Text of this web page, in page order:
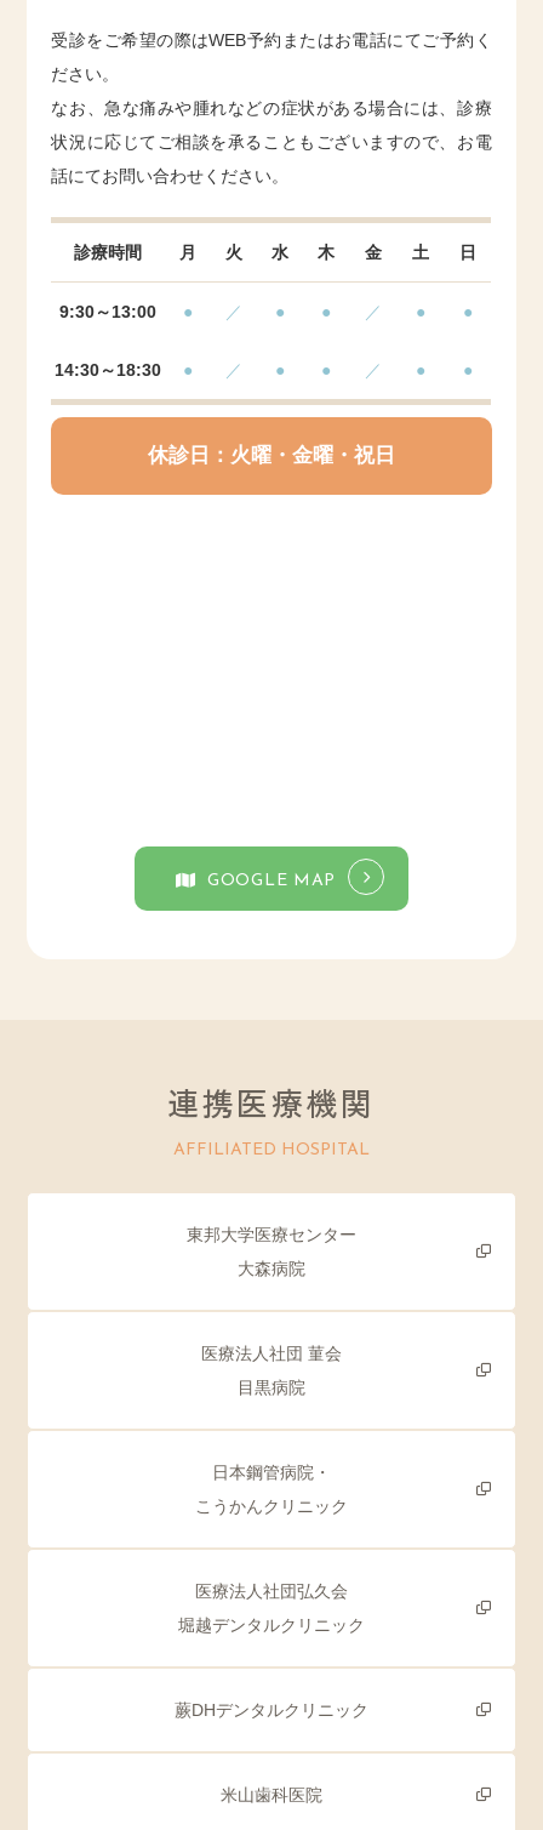
受診をご希望の際はWEB予約またはお電話にてご予約く
ださい。
なお、急な痛みや腫れなどの症状がある場合には、診療
状況に応じてご相談を承ることもございますので、お電
話にてお問い合わせください。
診療時間 月 火 水 木 金 土 日
9:30～13:00 ● ／ ● ● ／ ● ●
14:30～18:30 ● ／ ● ● ／ ● ●
休診日：火曜・金曜・祝日
GOOGLE MAP
連携医療機関
AFFILIATED HOSPITAL
東邦大学医療センター
大森病院
医療法人社団 菫会
目黒病院
日本鋼管病院・
こうかんクリニック
医療法人社団弘久会
堀越デンタルクリニック
蕨DHデンタルクリニック
米山歯科医院